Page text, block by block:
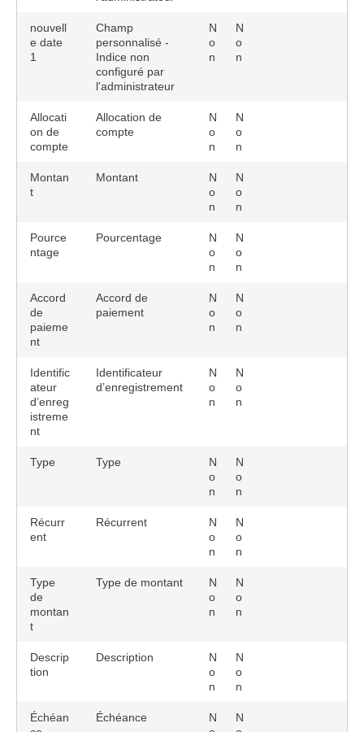
nouvell
e date
1
Champ
personnalisé -
Indice non
configuré par
l'administrateur
N
o
n
N
o
n
Allocati
on de
compte
Allocation de
compte
N
o
n
N
o
n
Montan
t
Montant
N
o
n
N
o
n
Pource
ntage
Pourcentage
N
o
n
N
o
n
Accord
de
paieme
nt
Accord de
paiement
N
o
n
N
o
n
Identific
ateur
d’enreg
istreme
nt
Identificateur
d’enregistrement
N
o
n
N
o
n
Type Type
N
o
n
N
o
n
Récurr
ent
Récurrent
N
o
n
N
o
n
Type
de
montan
t
Type de montant
N
o
n
N
o
n
Descrip
tion
Description
N
o
n
N
o
n
Échéan
Échéance
N
N